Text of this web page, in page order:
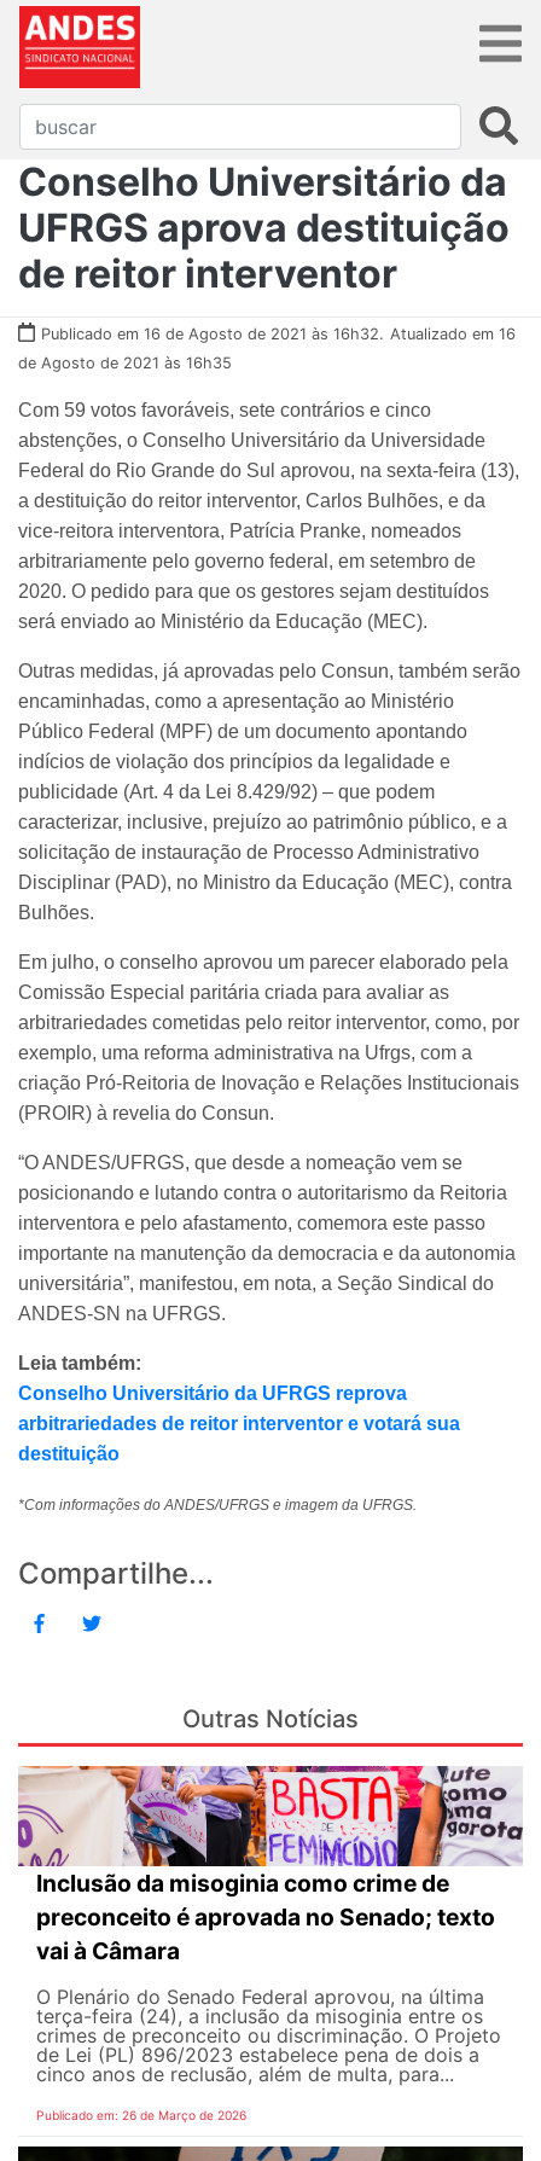
Conselho Universitário da
UFRGS aprova destituição
de reitor interventor
Publicado em 16 de Agosto de 2021 às 16h32. Atualizado em 16
de Agosto de 2021 às 16h35
Com 59 votos favoráveis, sete contrários e cinco
abstenções, o Conselho Universitário da Universidade
Federal do Rio Grande do Sul aprovou, na sexta-feira (13),
a destituição do reitor interventor, Carlos Bulhões, e da
vice-reitora interventora, Patrícia Pranke, nomeados
arbitrariamente pelo governo federal, em setembro de
2020. O pedido para que os gestores sejam destituídos
será enviado ao Ministério da Educação (MEC).
Outras medidas, já aprovadas pelo Consun, também serão
encaminhadas, como a apresentação ao Ministério
Público Federal (MPF) de um documento apontando
indícios de violação dos princípios da legalidade e
publicidade (Art. 4 da Lei 8.429/92) – que podem
caracterizar, inclusive, prejuízo ao patrimônio público, e a
solicitação de instauração de Processo Administrativo
Disciplinar (PAD), no Ministro da Educação (MEC), contra
Bulhões.
Em julho, o conselho aprovou um parecer elaborado pela
Comissão Especial paritária criada para avaliar as
arbitrariedades cometidas pelo reitor interventor, como, por
exemplo, uma reforma administrativa na Ufrgs, com a
criação Pró-Reitoria de Inovação e Relações Institucionais
(PROIR) à revelia do Consun.
“O ANDES/UFRGS, que desde a nomeação vem se
posicionando e lutando contra o autoritarismo da Reitoria
interventora e pelo afastamento, comemora este passo
importante na manutenção da democracia e da autonomia
universitária”, manifestou, em nota, a Seção Sindical do
ANDES-SN na UFRGS.
Leia também:
Conselho Universitário da UFRGS reprova
arbitrariedades de reitor interventor e votará sua
destituição
*Com informações do ANDES/UFRGS e imagem da UFRGS.
Compartilhe...
Outras Notícias
Inclusão da misoginia como crime de
preconceito é aprovada no Senado; texto
vai à Câmara
O Plenário do Senado Federal aprovou, na última
terça-feira (24), a inclusão da misoginia entre os
crimes de preconceito ou discriminação. O Projeto
de Lei (PL) 896/2023 estabelece pena de dois a
cinco anos de reclusão, além de multa, para...
Publicado em: 26 de Março de 2026